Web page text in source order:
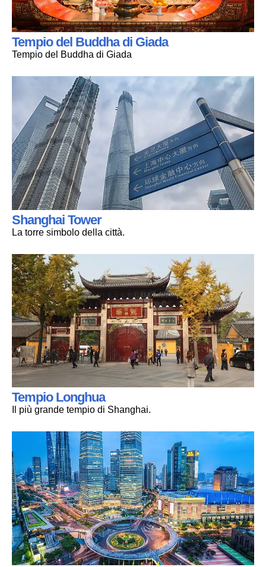
Tempio del Buddha di Giada
Tempio del Buddha di Giada
Shanghai Tower
La torre simbolo della città.
Tempio Longhua
Il più grande tempio di Shanghai.